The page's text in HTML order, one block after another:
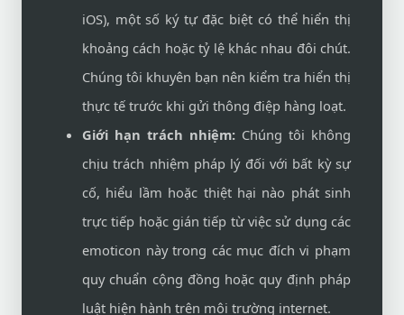
iOS), một số ký tự đặc biệt có thể hiển thị
khoảng cách hoặc tỷ lệ khác nhau đôi chút.
Chúng tôi khuyên bạn nên kiểm tra hiển thị
thực tế trước khi gửi thông điệp hàng loạt.
Giới hạn trách nhiệm: Chúng tôi không
chịu trách nhiệm pháp lý đối với bất kỳ sự
cố, hiểu lầm hoặc thiệt hại nào phát sinh
trực tiếp hoặc gián tiếp từ việc sử dụng các
emoticon này trong các mục đích vi phạm
quy chuẩn cộng đồng hoặc quy định pháp
luật hiện hành trên môi trường internet.